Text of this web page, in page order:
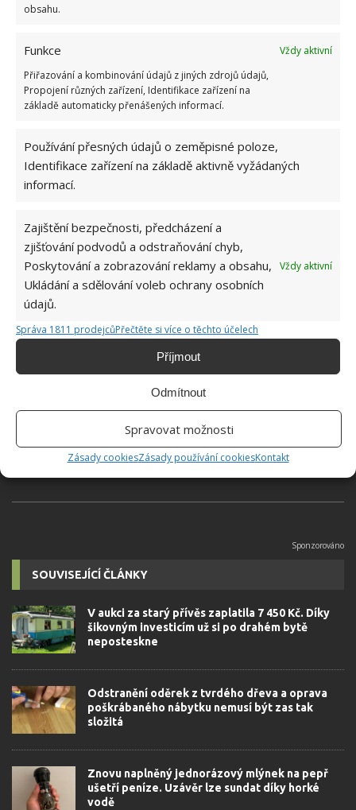
obsahu.
Funkce
Vždy aktivní
Přiřazování a kombinování údajů z jiných zdrojů údajů,
Propojení různých zařízení, Identifikace zařízení na
základě automaticky přenášených informací.
Používání přesných údajů o zeměpisné poloze,
Identifikace zařízení na základě aktivně vyžádaných
informací.
Zajištění bezpečnosti, předcházení a
zjišťování podvodů a odstraňování chyb,
Poskytování a zobrazování reklamy a obsahu,
Ukládání a sdělování voleb ochrany osobních
údajů.
Vždy aktivní
Správa 1811 prodejcůPřečtěte si více o těchto účelech
Příjmout
Odmítnout
Spravovat možnosti
Zásady cookiesZásady používání cookiesKontakt
NÁBYTEK
Do redakce Bydlimeutulne.cz se
přidala během svých studií a práce
redaktorky ji tak nadchla, že se
rozhodla zůstat. Její v...[Více o
autorovi]
SOUVISEJÍCÍ ČLÁNKY
V aukci za starý přívěs zaplatila 7 450 Kč. Díky
šikovným investicím už si po drahém bytě
neposteskne
Odstranění oděrek z tvrdého dřeva a oprava
poškrábaného nábytku nemusí být zas tak
složitá
Znovu naplněný jednorázový mlýnek na pepř
ušetří peníze. Uzávěr lze sundat díky horké
vodě